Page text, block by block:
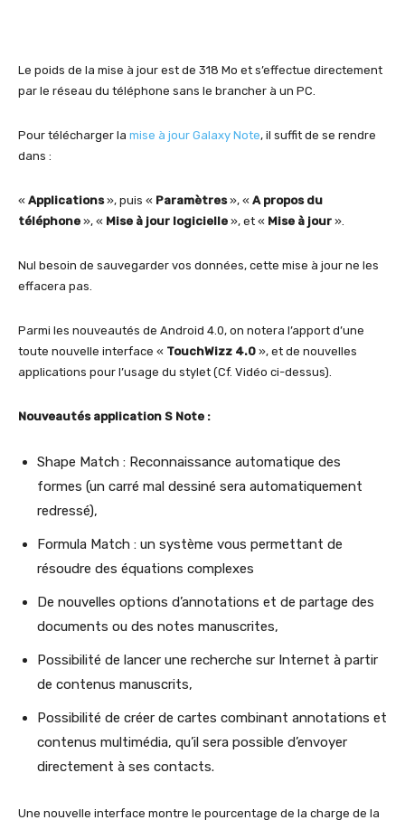
Le poids de la mise à jour est de 318 Mo et s’effectue directement
par le réseau du téléphone sans le brancher à un PC.
Pour télécharger la mise à jour Galaxy Note, il suffit de se rendre
dans :
« Applications», puis « Paramètres», « A propos du
téléphone », « Mise à jour logicielle », et « Mise à jour ».
Nul besoin de sauvegarder vos données, cette mise à jour ne les
effacera pas.
Parmi les nouveautés de Android 4.0, on notera l’apport d’une
toute nouvelle interface « TouchWizz 4.0 », et de nouvelles
applications pour l’usage du stylet (Cf. Vidéo ci-dessus).
Nouveautés application S Note :
Shape Match : Reconnaissance automatique des
formes (un carré mal dessiné sera automatiquement
redressé),
Formula Match : un système vous permettant de
résoudre des équations complexes
De nouvelles options d’annotations et de partage des
documents ou des notes manuscrites,
Possibilité de lancer une recherche sur Internet à partir
de contenus manuscrits,
Possibilité de créer de cartes combinant annotations et
contenus multimédia, qu’il sera possible d’envoyer
directement à ses contacts.
Une nouvelle interface montre le pourcentage de la charge de la